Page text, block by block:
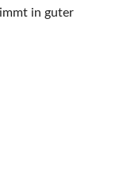
in guter